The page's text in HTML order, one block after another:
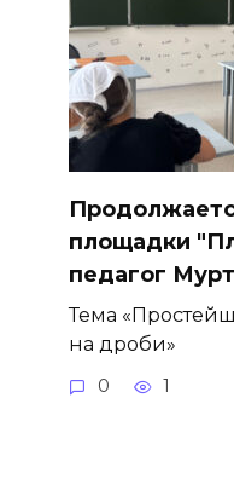
площадки
педагог
Тема
на дроби»
0 1